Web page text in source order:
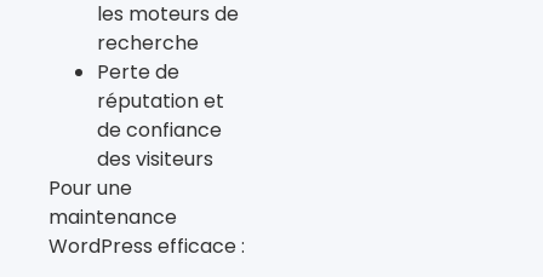
les moteurs de
recherche
Perte de
réputation et
de confiance
des visiteurs
Pour une
maintenance
WordPress efficace :